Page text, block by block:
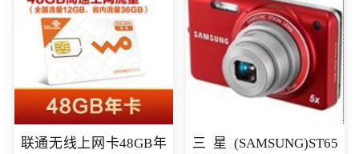
联通无线上网卡48GB年
三星(SAMSUNG)ST65